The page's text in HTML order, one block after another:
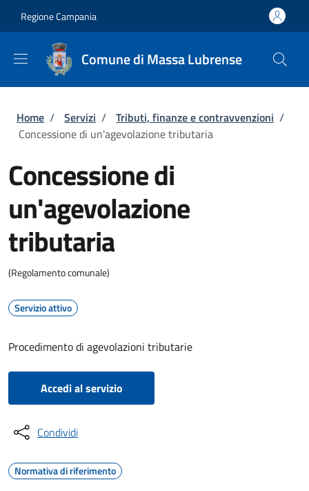
Regione Campania
Comune di Massa Lubrense
Briciole di pane
Home / Servizi / Tributi, finanze e contravvenzioni /
Concessione di un'agevolazione tributaria
Concessione di
un'agevolazione
tributaria
(Regolamento comunale)
Servizio attivo
Procedimento di agevolazioni tributarie
Accedi al servizio
Condividi
Normativa di riferimento